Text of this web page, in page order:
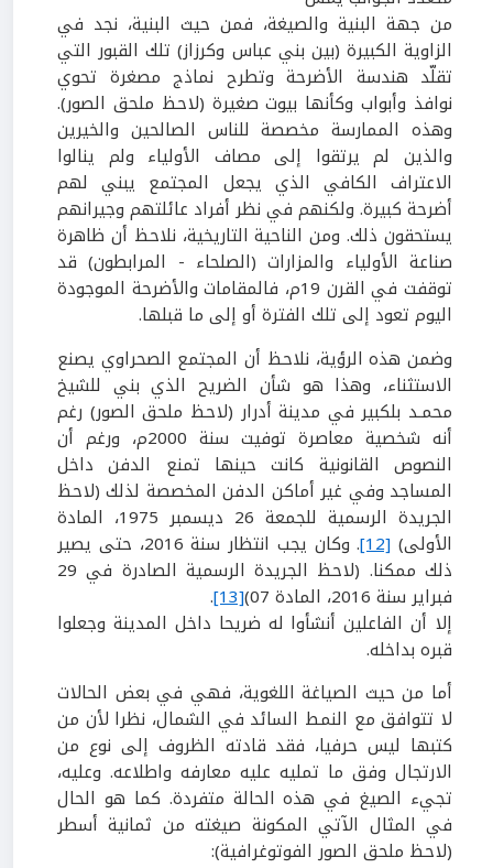
من جهة البنية والصيغة، فمن حيث البنية، نجد في
الزاوية الكبيرة (بين بني عباس وكرزاز) تلك القبور التي
تقلّد هندسة الأضرحة وتطرح نماذج مصغرة تحوي
نوافذ وأبواب وكأنها بيوت صغيرة (لاحظ ملحق الصور).
وهذه الممارسة مخصصة للناس الصالحين والخيرين
والذين لم يرتقوا إلى مصاف الأولياء ولم ينالوا
الاعتراف الكافي الذي يجعل المجتمع يبني لهم
أضرحة كبيرة. ولكنهم في نظر أفراد عائلتهم وجيرانهم
يستحقون ذلك. ومن الناحية التاريخية، نلاحظ أن ظاهرة
صناعة الأولياء والمزارات (الصلحاء - المرابطون) قد
توقفت في القرن 19م، فالمقامات والأضرحة الموجودة
اليوم تعود إلى تلك الفترة أو إلى ما قبلها.
وضمن هذه الرؤية، نلاحظ أن المجتمع الصحراوي يصنع
الاستثناء، وهذا هو شأن الضريح الذي بني للشيخ
محمـد بلكبير في مدينة أدرار (لاحظ ملحق الصور) رغم
أنه شخصية معاصرة توفيت سنة 2000م، ورغم أن
النصوص القانونية كانت حينها تمنع الدفن داخل
المساجد وفي غير أماكن الدفن المخصصة لذلك (لاحظ
الجريدة الرسمية للجمعة 26 ديسمبر 1975، المادة
الأولى) [12]. وكان يجب انتظار سنة 2016، حتى يصير
ذلك ممكنا. (لاحظ الجريدة الرسمية الصادرة في 29
فبراير سنة 2016، المادة 07
)
[13]
.
إلا أن الفاعلين أنشأوا له ضريحا داخل المدينة وجعلوا
قبره بداخله.
أما من حيث الصياغة اللغوية، فهي في بعض الحالات
لا تتوافق مع النمط السائد في الشمال، نظرا لأن من
كتبها ليس حرفيا، فقد قادته الظروف إلى نوع من
الارتجال وفق ما تمليه عليه معارفه واطلاعه. وعليه،
تجيء الصيغ في هذه الحالة متفردة. كما هو الحال
في المثال الآتي المكونة صيغته من ثمانية أسطر
(لاحظ ملحق الصور الفوتوغرافية):